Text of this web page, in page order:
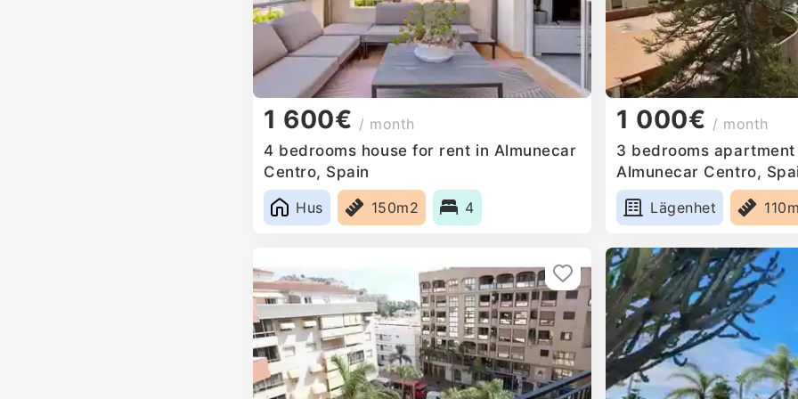
1 600€ / month
4 bedrooms house for rent in Almunecar
Centro, Spain
Hus
150m2 4
1 000€ / month
3 bedrooms
Almunecar Centro,
Lägenhet